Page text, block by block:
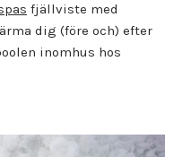
fjällviste med
dig (före och) efter
inomhus hos